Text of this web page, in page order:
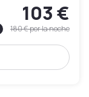
103 €
180 €por la noche